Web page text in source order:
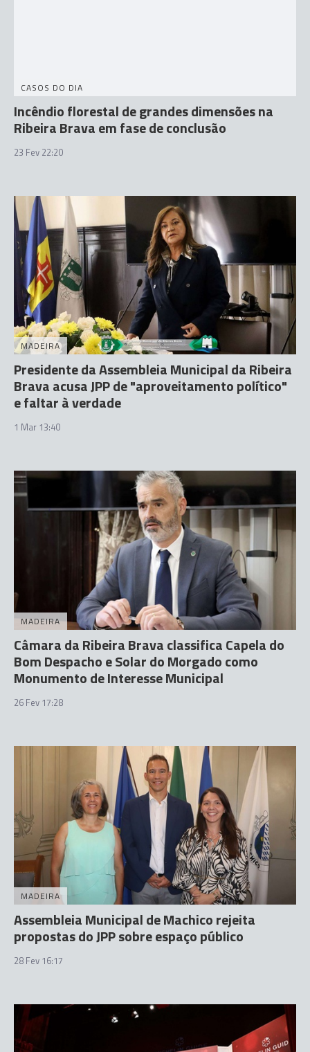
CASOS DO DIA
Incêndio florestal de grandes dimensões na
Ribeira Brava em fase de conclusão
23 Fev 22:20
MADEIRA
Presidente da Assembleia Municipal da Ribeira
Brava acusa JPP de "aproveitamento político"
e faltar à verdade
1 Mar 13:40
MADEIRA
Câmara da Ribeira Brava classifica Capela do
Bom Despacho e Solar do Morgado como
Monumento de Interesse Municipal
26 Fev 17:28
MADEIRA
Assembleia Municipal de Machico rejeita
propostas do JPP sobre espaço público
28 Fev 16:17